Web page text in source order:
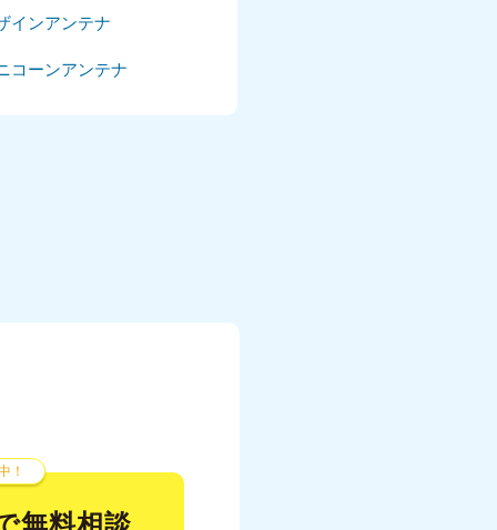
年6月
年5月
インアンテナ
コーンアンテナ
！
無料相談